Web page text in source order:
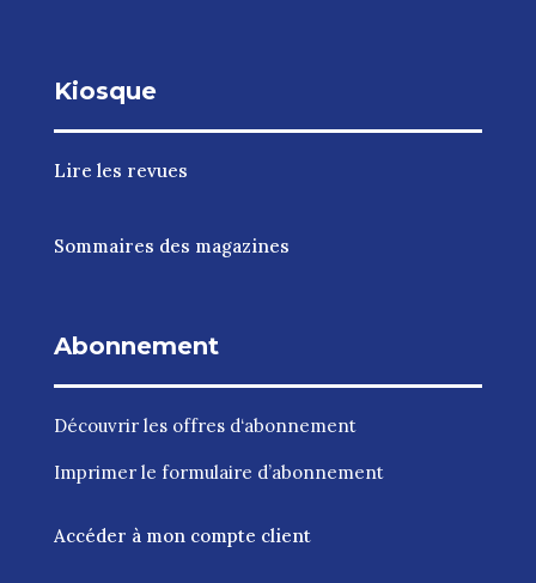
Kiosque
Lire les revues
Sommaires des magazines
Abonnement
Découvrir les offres d‘abonnement
Imprimer le formulaire d’abonnement
Accéder à mon compte client